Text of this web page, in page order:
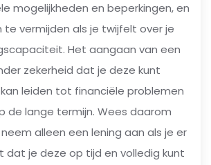
mogelijkheden en beperkingen, en
te vermijden als je twijfelt over je
Het aangaan van een
zekerheid dat je deze kunt
leiden tot financiële problemen
de lange termijn. Wees daarom
alleen een lening aan als je er
dat je deze op tijd en volledig kunt